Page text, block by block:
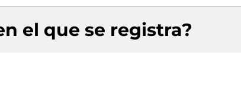
el que se registra?